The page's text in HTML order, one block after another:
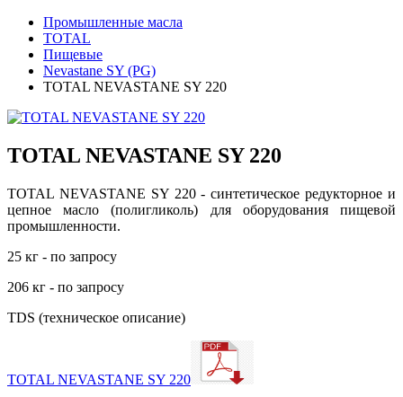
Промышленные масла
TOTAL
Пищевые
Nevastane SY (PG)
TOTAL NEVASTANE SY 220
TOTAL NEVASTANE SY 220
TOTAL NEVASTANE SY 220 - синтетическое редукторное и
цепное масло (полигликоль) для оборудования пищевой
промышленности.
25 кг - по запросу
206 кг - по запросу
TDS (техническое описание)
TOTAL NEVASTANE SY 220